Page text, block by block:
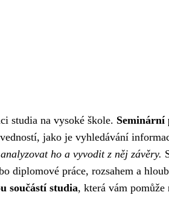
studia na vysoké škole. Seminární
jako je vyhledávání
ho a vyvodit z něj závěry.
diplomové práce, rozsahem a
součástí studia, která vám